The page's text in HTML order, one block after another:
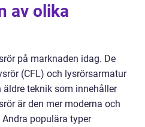
av olika
på marknaden idag. De
(CFL) och lysrörsarmatur
äldre teknik som innehåller
är den mer moderna och
populära typer